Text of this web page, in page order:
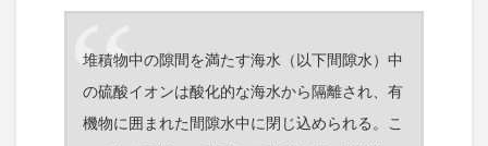
堆積物中の隙間を満たす海水（以下間隙水）中
の硫酸イオンは酸化的な海水から隔離され、有
機物に囲まれた間隙水中に閉じ込められる。こ